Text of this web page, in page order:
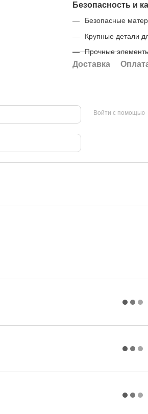
Безопасность и
Безопасные
Крупные детали
Прочные
Доставка
Войти с помощью